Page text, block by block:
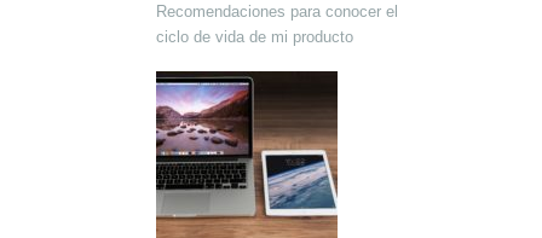
Recomendaciones para conocer el
ciclo de vida de mi producto